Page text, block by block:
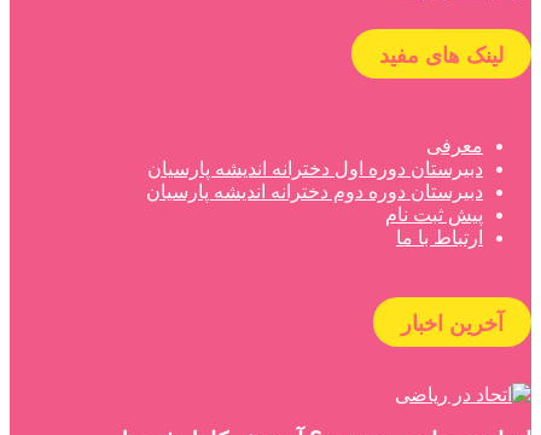
لینک های مفید
معرفی
دبیرستان دوره اول دخترانه اندیشه پارسیان
دبیرستان دوره دوم دخترانه اندیشه پارسیان
پیش ثبت نام
ارتباط با ما
آخرین اخبار